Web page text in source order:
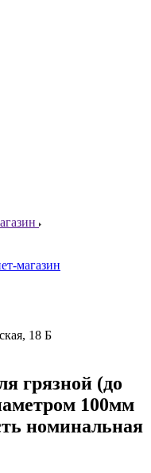
магазин
18 Б
грязной (до
100мм
номинальная